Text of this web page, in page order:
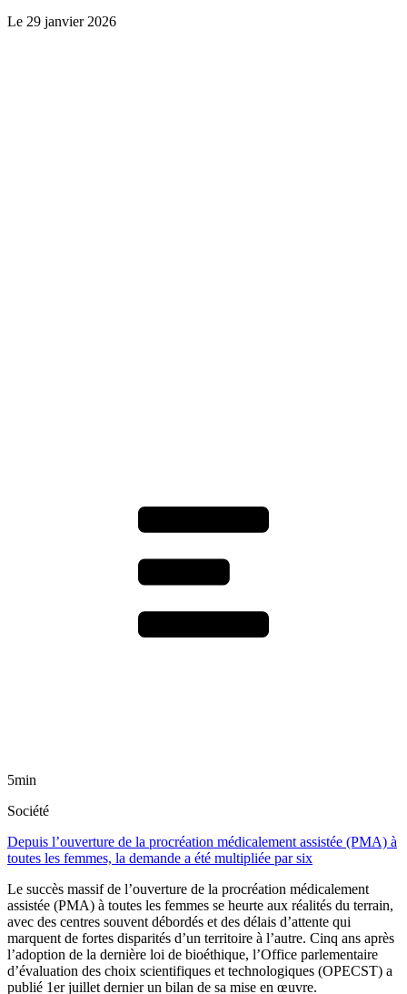
Le 29 janvier 2026
5min
Société
Depuis l’ouverture de la procréation médicalement assistée (PMA) à
toutes les femmes, la demande a été multipliée par six
Le succès massif de l’ouverture de la procréation médicalement
assistée (PMA) à toutes les femmes se heurte aux réalités du terrain,
avec des centres souvent débordés et des délais d’attente qui
marquent de fortes disparités d’un territoire à l’autre. Cinq ans après
l’adoption de la dernière loi de bioéthique, l’Office parlementaire
d’évaluation des choix scientifiques et technologiques (OPECST) a
publié 1er juillet dernier un bilan de sa mise en œuvre.